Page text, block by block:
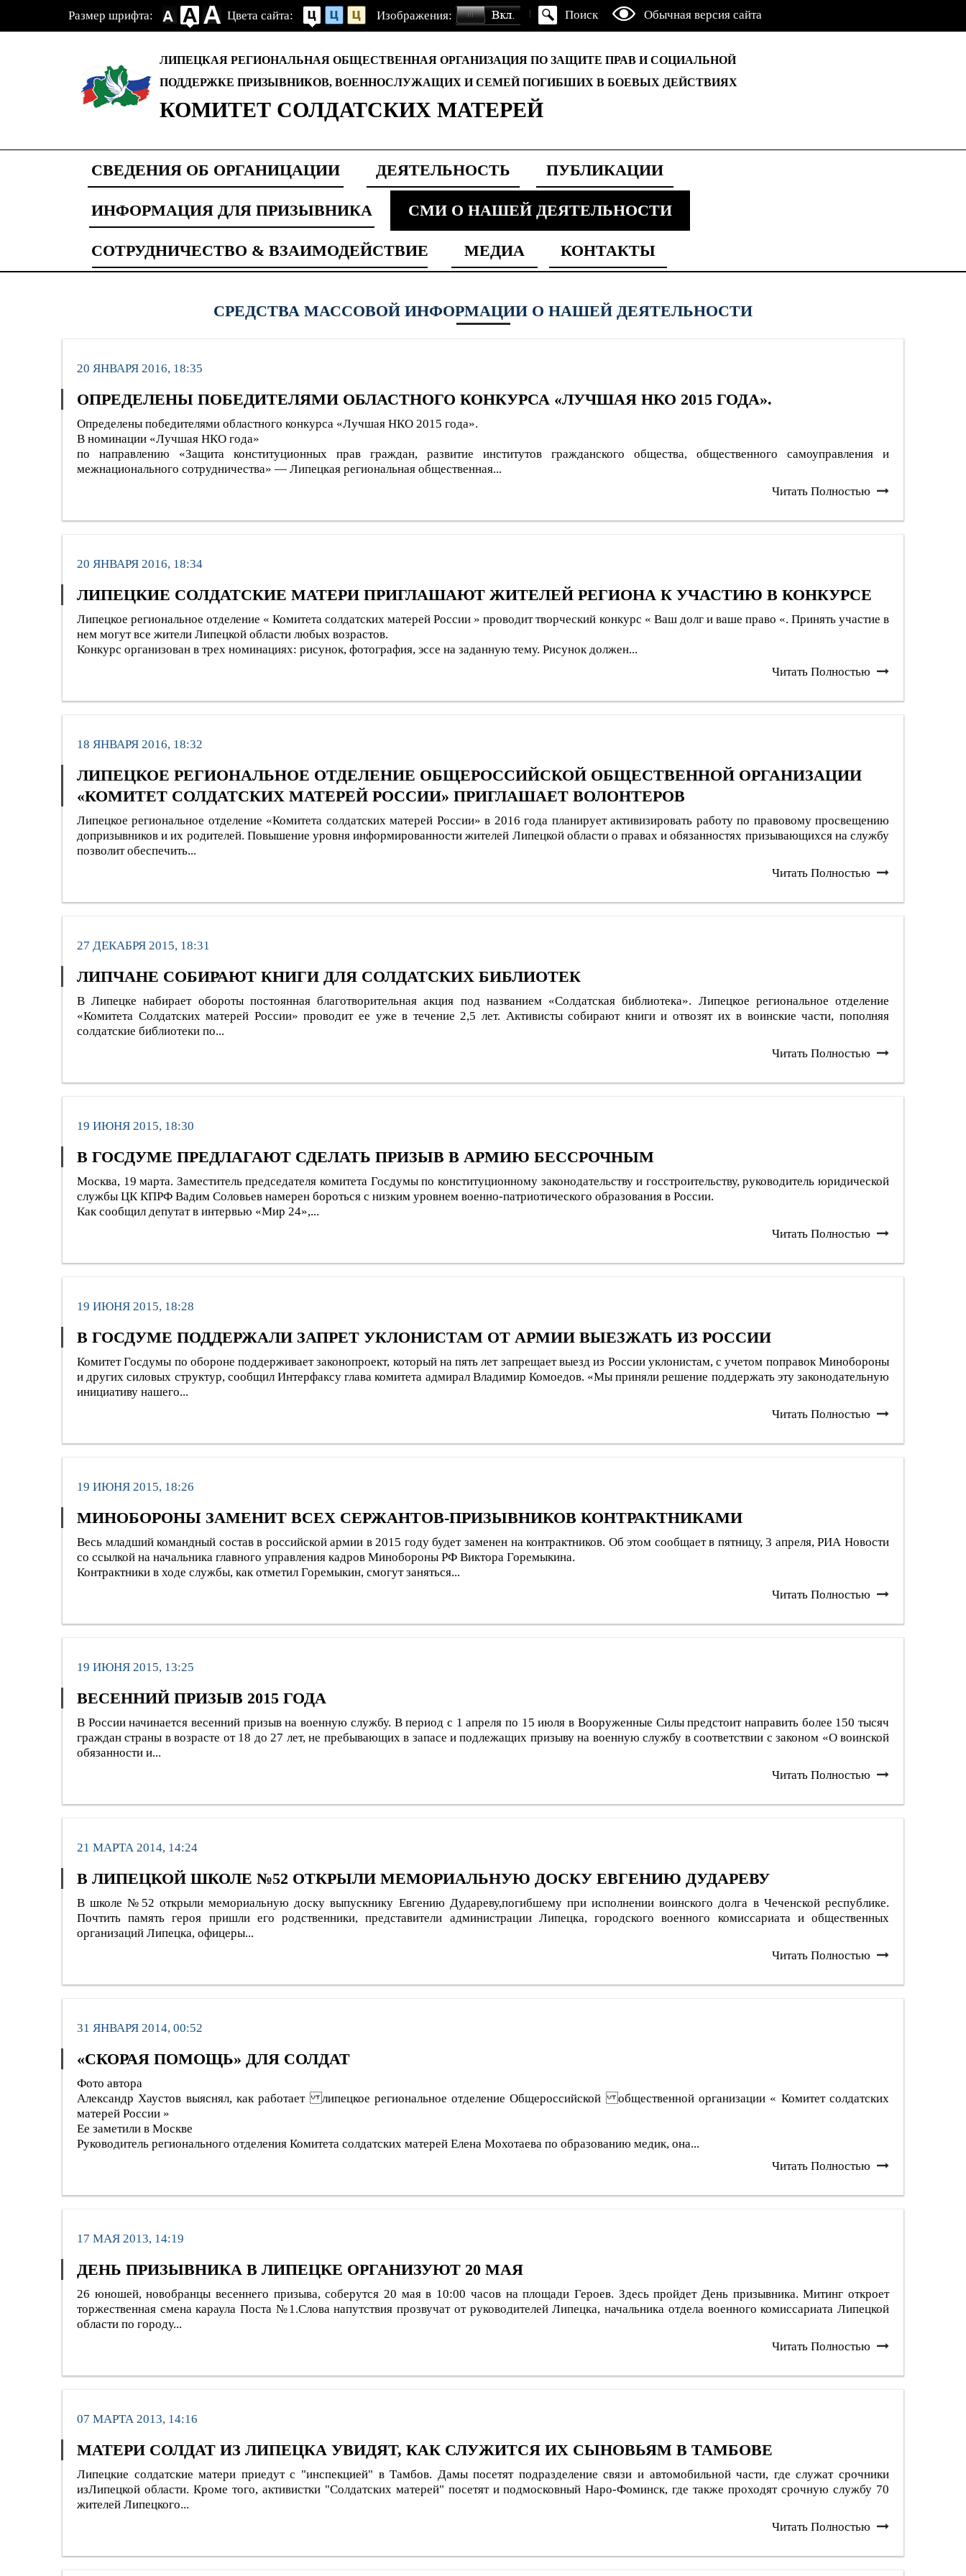
Размер шрифта: Цвета сайта: Изображения: Поиск Обычная версия сайта
ЛИПЕЦКАЯ РЕГИОНАЛЬНАЯ ОБЩЕСТВЕННАЯ ОРГАНИЗАЦИЯ ПО ЗАЩИТЕ ПРАВ И СОЦИАЛЬНОЙ
ПОДДЕРЖКЕ ПРИЗЫВНИКОВ, ВОЕННОСЛУЖАЩИХ И СЕМЕЙ ПОГИБШИХ В БОЕВЫХ ДЕЙСТВИЯХ
КОМИТЕТ СОЛДАТСКИХ МАТЕРЕЙ
СВЕДЕНИЯ ОБ ОРГАНИЦАЦИИ ДЕЯТЕЛЬНОСТЬ ПУБЛИКАЦИИ
ИНФОРМАЦИЯ ДЛЯ ПРИЗЫВНИКА СМИ О НАШЕЙ ДЕЯТЕЛЬНОСТИ
СОТРУДНИЧЕСТВО & ВЗАИМОДЕЙСТВИЕ МЕДИА КОНТАКТЫ
СРЕДСТВА МАССОВОЙ ИНФОРМАЦИИ О НАШЕЙ ДЕЯТЕЛЬНОСТИ
20 ЯНВАРЯ 2016, 18:35
ОПРЕДЕЛЕНЫ ПОБЕДИТЕЛЯМИ ОБЛАСТНОГО КОНКУРСА «ЛУЧШАЯ НКО 2015 ГОДА».
Определены победителями областного конкурса «Лучшая НКО 2015 года».
В номинации «Лучшая НКО года»
по направлению «Защита конституционных прав граждан, развитие институтов гражданского общества, общественного самоуправления и
межнационального сотрудничества» — Липецкая региональная общественная...
Читать Полностью
20 ЯНВАРЯ 2016, 18:34
ЛИПЕЦКИЕ СОЛДАТСКИЕ МАТЕРИ ПРИГЛАШАЮТ ЖИТЕЛЕЙ РЕГИОНА К УЧАСТИЮ В КОНКУРСЕ
Липецкое региональное отделение « Комитета солдатских матерей России » проводит творческий конкурс « Ваш долг и ваше право «. Принять участие в
нем могут все жители Липецкой области любых возрастов.
Конкурс организован в трех номинациях: рисунок, фотография, эссе на заданную тему. Рисунок должен...
Читать Полностью
18 ЯНВАРЯ 2016, 18:32
ЛИПЕЦКОЕ РЕГИОНАЛЬНОЕ ОТДЕЛЕНИЕ ОБЩЕРОССИЙСКОЙ ОБЩЕСТВЕННОЙ ОРГАНИЗАЦИИ
«КОМИТЕТ СОЛДАТСКИХ МАТЕРЕЙ РОССИИ» ПРИГЛАШАЕТ ВОЛОНТЕРОВ
Липецкое региональное отделение «Комитета солдатских матерей России» в 2016 года планирует активизировать работу по правовому просвещению
допризывников и их родителей. Повышение уровня информированности жителей Липецкой области о правах и обязанностях призывающихся на службу
позволит обеспечить...
Читать Полностью
27 ДЕКАБРЯ 2015, 18:31
ЛИПЧАНЕ СОБИРАЮТ КНИГИ ДЛЯ СОЛДАТСКИХ БИБЛИОТЕК
В Липецке набирает обороты постоянная благотворительная акция под названием «Солдатская библиотека». Липецкое региональное отделение
«Комитета Солдатских матерей России» проводит ее уже в течение 2,5 лет. Активисты собирают книги и отвозят их в воинские части, пополняя
солдатские библиотеки по...
Читать Полностью
19 ИЮНЯ 2015, 18:30
В ГОСДУМЕ ПРЕДЛАГАЮТ СДЕЛАТЬ ПРИЗЫВ В АРМИЮ БЕССРОЧНЫМ
Москва, 19 марта. Заместитель председателя комитета Госдумы по конституционному законодательству и госстроительству, руководитель юридической
службы ЦК КПРФ Вадим Соловьев намерен бороться с низким уровнем военно-патриотического образования в России.
Как сообщил депутат в интервью «Мир 24»,...
Читать Полностью
19 ИЮНЯ 2015, 18:28
В ГОСДУМЕ ПОДДЕРЖАЛИ ЗАПРЕТ УКЛОНИСТАМ ОТ АРМИИ ВЫЕЗЖАТЬ ИЗ РОССИИ
Комитет Госдумы по обороне поддерживает законопроект, который на пять лет запрещает выезд из России уклонистам, с учетом поправок Минобороны
и других силовых структур, сообщил Интерфаксу глава комитета адмирал Владимир Комоедов. «Мы приняли решение поддержать эту законодательную
инициативу нашего...
Читать Полностью
19 ИЮНЯ 2015, 18:26
МИНОБОРОНЫ ЗАМЕНИТ ВСЕХ СЕРЖАНТОВ-ПРИЗЫВНИКОВ КОНТРАКТНИКАМИ
Весь младший командный состав в российской армии в 2015 году будет заменен на контрактников. Об этом сообщает в пятницу, 3 апреля, РИА Новости
со ссылкой на начальника главного управления кадров Минобороны РФ Виктора Горемыкина.
Контрактники в ходе службы, как отметил Горемыкин, смогут заняться...
Читать Полностью
19 ИЮНЯ 2015, 13:25
ВЕСЕННИЙ ПРИЗЫВ 2015 ГОДА
В России начинается весенний призыв на военную службу. В период с 1 апреля по 15 июля в Вооруженные Силы предстоит направить более 150 тысяч
граждан страны в возрасте от 18 до 27 лет, не пребывающих в запасе и подлежащих призыву на военную службу в соответствии с законом «О воинской
обязанности и...
Читать Полностью
21 МАРТА 2014, 14:24
В ЛИПЕЦКОЙ ШКОЛЕ №52 ОТКРЫЛИ МЕМОРИАЛЬНУЮ ДОСКУ ЕВГЕНИЮ ДУДАРЕВУ
В школе №52 открыли мемориальную доску выпускнику Евгению Дудареву,погибшему при исполнении воинского долга в Чеченской республике.
Почтить память героя пришли его родственники, представители администрации Липецка, городского военного комиссариата и общественных
организаций Липецка, офицеры...
Читать Полностью
31 ЯНВАРЯ 2014, 00:52
«СКОРАЯ ПОМОЩЬ» ДЛЯ СОЛДАТ
Фото автора
Александр Хаустов выяснял, как работает липецкое региональное отделение Общероссийской общественной организации « Комитет солдатских
матерей России »
Ее заметили в Москве
Руководитель регионального отделения Комитета солдатских матерей Елена Мохотаева по образованию медик, она...
Читать Полностью
17 МАЯ 2013, 14:19
ДЕНЬ ПРИЗЫВНИКА В ЛИПЕЦКЕ ОРГАНИЗУЮТ 20 МАЯ
26 юношей, новобранцы весеннего призыва, соберутся 20 мая в 10:00 часов на площади Героев. Здесь пройдет День призывника. Митинг откроет
торжественная смена караула Поста №1.Слова напутствия прозвучат от руководителей Липецка, начальника отдела военного комиссариата Липецкой
области по городу...
Читать Полностью
07 МАРТА 2013, 14:16
МАТЕРИ СОЛДАТ ИЗ ЛИПЕЦКА УВИДЯТ, КАК СЛУЖИТСЯ ИХ СЫНОВЬЯМ В ТАМБОВЕ
Липецкие солдатские матери приедут с "инспекцией" в Тамбов. Дамы посетят подразделение связи и автомобильной части, где служат срочники
изЛипецкой области. Кроме того, активистки "Солдатских матерей" посетят и подмосковный Наро-Фоминск, где также проходят срочную службу 70
жителей Липецкого...
Читать Полностью